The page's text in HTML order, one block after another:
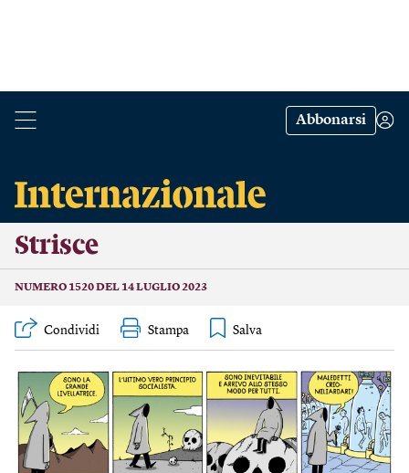
Abbonarsi
Strisce
NUMERO 1520 DEL 14 LUGLIO 2023
Condividi Stampa